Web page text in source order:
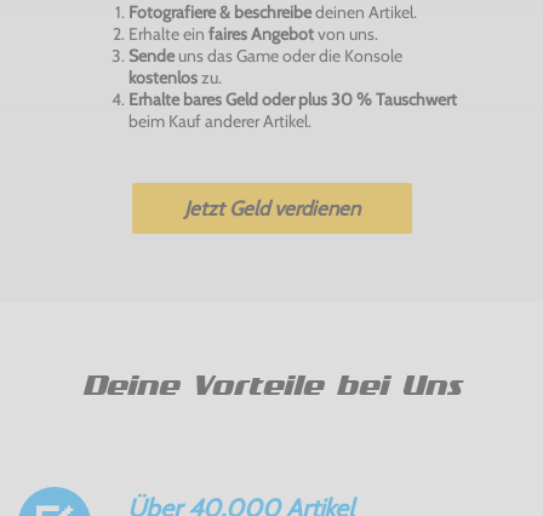
Fotografiere & beschreibedeinen Artikel.
Erhalte ein faires Angebotvon uns.
Sendeuns das Game oder die Konsole
kostenloszu.
Erhalte bares Geld oder plus 30 % Tauschwert
beim Kauf anderer Artikel.
Jetzt Geld verdienen
Deine Vorteile bei Uns
Über 40.000 Artikel